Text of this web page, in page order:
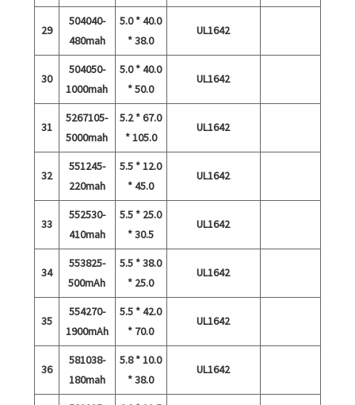
29
504040-
480mah
5.0 * 40.0
* 38.0
UL1642
30
504050-
1000mah
5.0 * 40.0
* 50.0
UL1642
31
5267105-
5000mah
5.2 * 67.0
* 105.0
UL1642
32
551245-
220mah
5.5 * 12.0
* 45.0
UL1642
33
552530-
410mah
5.5 * 25.0
* 30.5
UL1642
34
553825-
500mAh
5.5 * 38.0
* 25.0
UL1642
35
554270-
1900mAh
5.5 * 42.0
* 70.0
UL1642
36
581038-
180mah
5.8 * 10.0
* 38.0
UL1642